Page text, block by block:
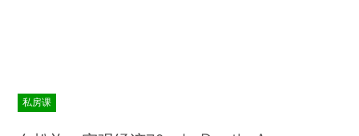
私房课